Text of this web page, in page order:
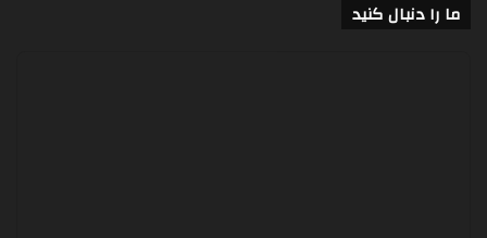
ما را دنبال کنید